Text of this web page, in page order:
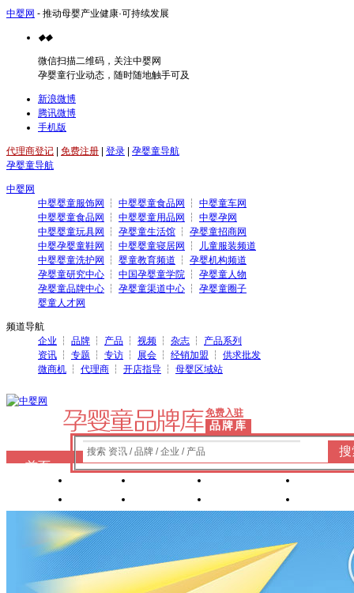
中婴网 - 推动母婴产业健康·可持续发展
◆◆
微信扫描二维码，关注中婴网
孕婴童行业动态，随时随地触手可及
新浪微博
腾讯微博
手机版
代理商登记 免费注册 登录
孕婴童导航
孕婴童导航
中婴网
中婴婴童服饰网
┆ 中婴婴童食品网 ┆ 中婴童车网
中婴婴童食品网
┆ 中婴婴童用品网 ┆ 中婴孕网
中婴婴童玩具网
┆ 孕婴童生活馆 ┆ 孕婴童招商网
中婴孕婴童鞋网
┆ 中婴婴童寝居网 ┆
儿童服装频道
中婴婴童洗护网
┆ 婴童教育频道 ┆ 孕婴机构频道
孕婴童研究中心 ┆ 中国孕婴童学院 ┆ 孕婴童人物
孕婴童品牌中心 ┆ 孕婴童渠道中心 ┆ 孕婴童圈子
婴童人才网
频道导航
企业 ┆ 品牌 ┆ 产品 ┆ 视频 ┆ 杂志 ┆ 产品系列
资讯 ┆ 专题 ┆ 专访 ┆ 展会 ┆ 经销加盟 ┆ 供求批发
微商机 ┆ 代理商 ┆ 开店指导 ┆ 母婴区域站
免费入驻
品牌库
搜索 资讯 / 品牌 / 企业 / 产品
搜
首页